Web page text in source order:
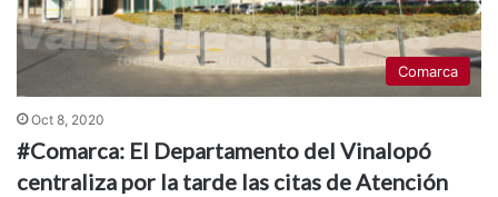
Comarca
Oct 8, 2020
#Comarca: El Departamento del Vinalopó
centraliza por la tarde las citas de Atención